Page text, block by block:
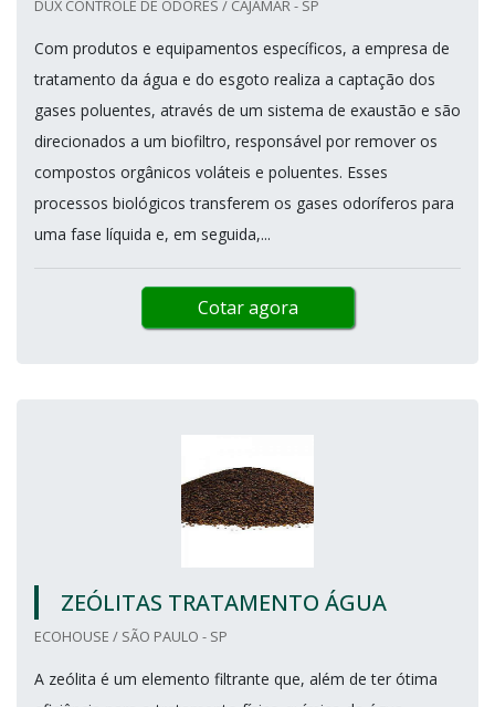
DUX CONTROLE DE ODORES / CAJAMAR - SP
Com produtos e equipamentos específicos, a empresa de
tratamento da água e do esgoto realiza a captação dos
gases poluentes, através de um sistema de exaustão e são
direcionados a um biofiltro, responsável por remover os
compostos orgânicos voláteis e poluentes. Esses
processos biológicos transferem os gases odoríferos para
uma fase líquida e, em seguida,...
Cotar agora
ZEÓLITAS TRATAMENTO ÁGUA
ECOHOUSE / SÃO PAULO - SP
A zeólita é um elemento filtrante que, além de ter ótima